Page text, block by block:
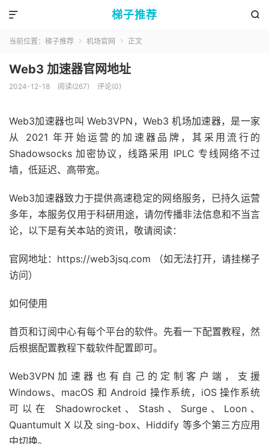
梯子推荐 

当前位置： 梯子推荐  机场官网  正文
Web3 加速器官网地址
2024-12-18 阅读(267) 评论(0)
Web3加速器也叫 Web3VPN，Web3 机场加速器，是一家
从 2021 年开始运营的加速器品牌，其采用流行的
Shadowsocks 加密协议，线路采用 IPLC 专线网络不过
墙，低延迟、高带宽。
Web3加速器致力于提供高速稳定的网络服务，已持久运营
多年，本服务仅用于科研用途，请勿传播非法信息和不当言
论，以下是有关本站的资讯，敬请阅读：
官网地址：https://web3jsq.com （如无法打开，请挂梯子
访问）
如何使用
首页和订阅中心有每个平台的软件。先看一下配置教程，然
后根据配置教程下载软件配置即可。
Web3VPN加速器也有自己的定制客户端，支援
Windows、macOS 和 Android 操作系统，iOS 操作系统
可以在 Shadowrocket、Stash、Surge、Loon、
Quantumult X 以及 sing-box、Hiddify 等多个第三方应用
中切换。